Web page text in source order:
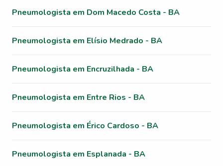
Pneumologista em Dom Macedo Costa - BA
Pneumologista em Elísio Medrado - BA
Pneumologista em Encruzilhada - BA
Pneumologista em Entre Rios - BA
Pneumologista em Érico Cardoso - BA
Pneumologista em Esplanada - BA